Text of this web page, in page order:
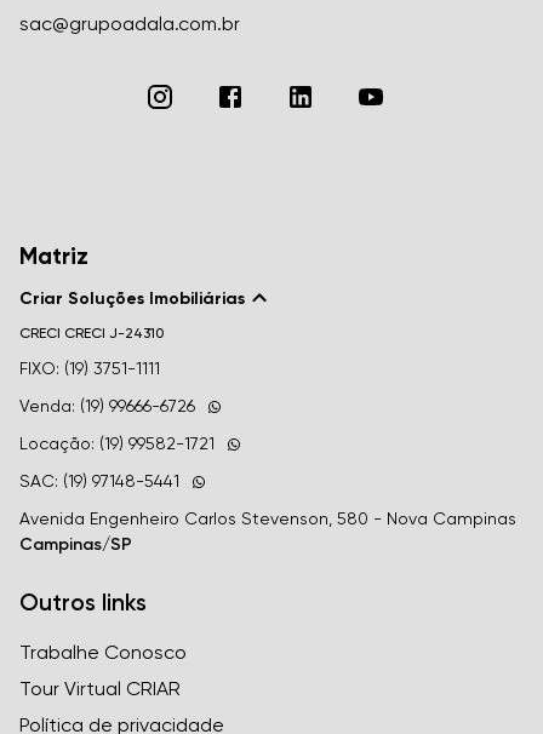
sac@grupoadala.com.br
Matriz
Criar Soluções Imobiliárias
CRECI CRECI J-24310
FIXO: (19) 3751-1111
Venda: (19) 99666-6726
Locação: (19) 99582-1721
SAC: (19) 97148-5441
Avenida Engenheiro Carlos Stevenson, 580 - Nova Campinas
Campinas/SP
Outros links
Trabalhe Conosco
Tour Virtual CRIAR
Política de privacidade